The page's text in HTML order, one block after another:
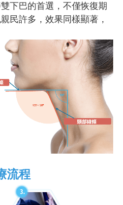
下巴的首選，不僅恢復期
民許多，效果同樣顯著，
流程